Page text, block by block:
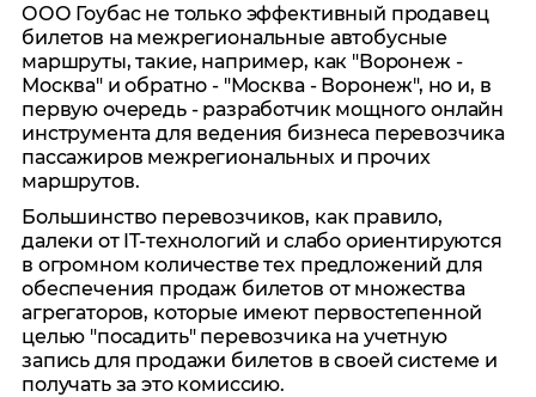
ООО Гоубас не только эффективный продавец
билетов на межрегиональные автобусные
маршруты, такие, например, как "Воронеж -
Москва" и обратно - "Москва - Воронеж", но и, в
первую очередь - разработчик мощного онлайн
инструмента для ведения бизнеса перевозчика
пассажиров межрегиональных и прочих
маршрутов.
Большинство перевозчиков, как правило,
далеки от IT-технологий и слабо ориентируются
в огромном количестве тех предложений для
обеспечения продаж билетов от множества
агрегаторов, которые имеют первостепенной
целью "посадить" перевозчика на учетную
запись для продажи билетов в своей системе и
получать за это комиссию.